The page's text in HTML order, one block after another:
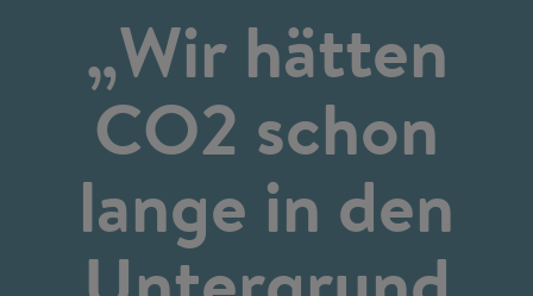
„Wir hätten
CO2 schon
lange in den